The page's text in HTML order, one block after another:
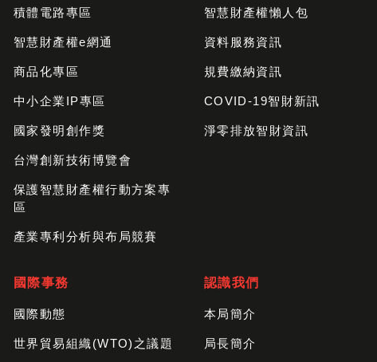
積體電路專區
智慧財產權e網通
商品化專區
中小企業IP專區
國家發明創作獎
台灣創新技術博覽會
保護智慧財產權行動方案專
區
產業專利分析與布局競賽
智慧財產權懶人包
資料服務資訊
規費繳納資訊
COVID-19智財新訊
淨零排放智財資訊
國際事務
國際動態
世界貿易組織(WTO)之議題
認識我們
本局簡介
局長簡介